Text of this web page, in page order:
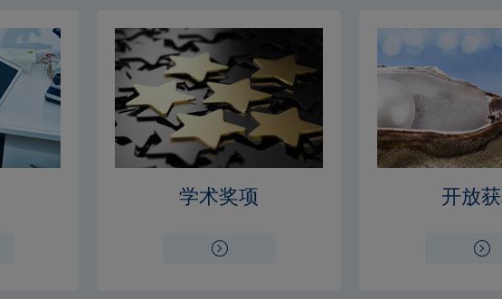
学术奖项 开放